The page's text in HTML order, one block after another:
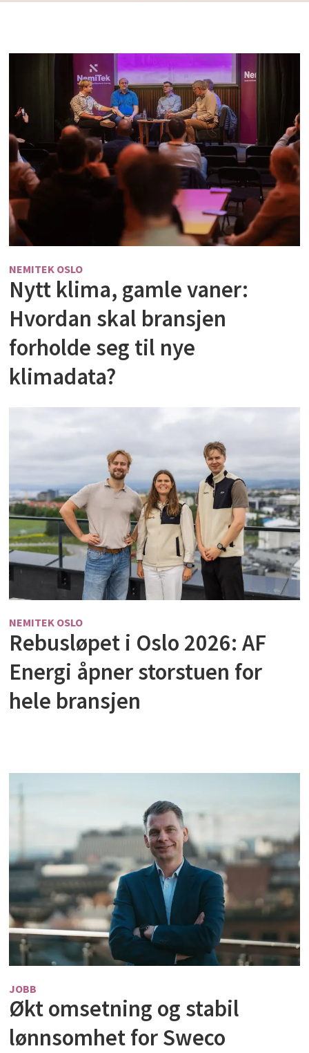
NEMITEK OSLO
Nytt klima, gamle vaner:
Hvordan skal bransjen
forholde seg til nye
klimadata?
NEMITEK OSLO
Rebusløpet i Oslo 2026: AF
Energi åpner storstuen for
hele bransjen
JOBB
Økt omsetning og stabil
lønnsomhet for Sweco